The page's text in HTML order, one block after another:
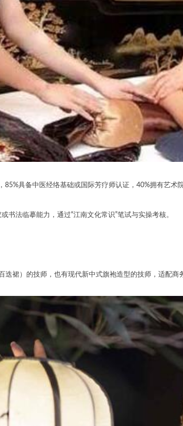
具备中医经络基础或国际芳疗师认证，40%拥有艺术
法临摹能力，通过“江南文化常识”笔试与实操考核。
）的技师，也有现代新中式旗袍造型的技师，适配商